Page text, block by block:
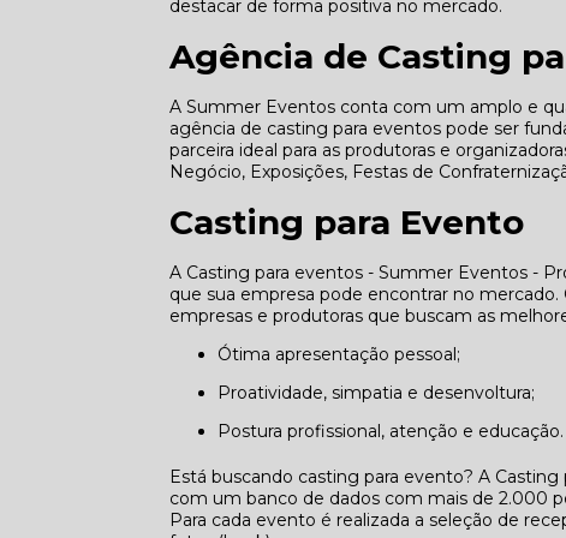
destacar de forma positiva no mercado.
Agência de Casting
A Summer Eventos conta com um amplo e
agência de casting para eventos pode ser
parceira ideal para as produtoras e
Negócio, Exposições, Festas de
Casting para Evento
A Casting para eventos - Summer Eventos -
que sua empresa pode encontrar no mercado.
empresas e produtoras que buscam as
Ótima apresentação pessoal;
Proatividade, simpatia e desenvoltura;
Postura profissional, atenção e educação.
Está buscando casting para evento? A
com um banco de dados com mais de 2.000
Para cada evento é realizada a seleção de